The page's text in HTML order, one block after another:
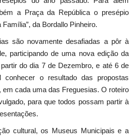
a Praça da República o presépio
da Bordallo Pinheiro.
são novamente desafiadas a pôr à
participando de uma nova edição da
do dia 7 de Dezembro, e até 6 de
conhecer o resultado das propostas
em cada uma das Freguesias. O roteiro
para que todos possam partir à
cultural, os Museus Municipais e a